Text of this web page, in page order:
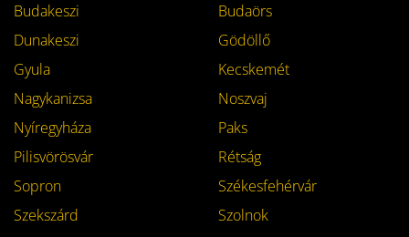
Budakeszi
Budaörs
Dunakeszi
Gödöllő
Gyula
Kecskemét
Nagykanizsa
Noszvaj
Nyíregyháza
Paks
Pilisvörösvár
Rétság
Sopron
Székesfehérvár
Szekszárd
Szolnok